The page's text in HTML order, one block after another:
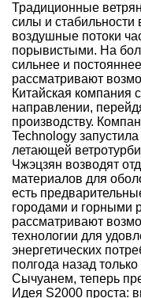
Традиционные
силы и стабильности
воздушные потоки
порывистыми. На
сильнее и
рассматривают
Китайская компания
направлении,
производству.
Technology
летающей
Чжэцзян возводят
материалов для
есть
городами и горными
рассматривают
технологии для
энергетических
полгода назад
Сычуанем, теперь
Идея S2000 проста: